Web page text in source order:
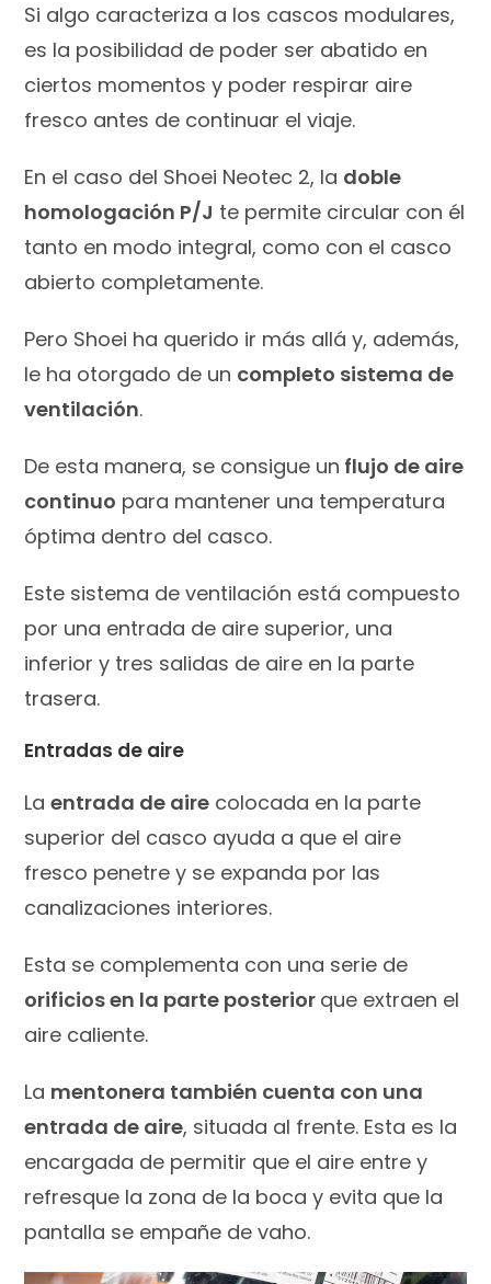
Si algo caracteriza a los cascos modulares,
es la posibilidad de poder ser abatido en
ciertos momentos y poder respirar aire
fresco antes de continuar el viaje.
En el caso del Shoei Neotec 2, la doble
homologación P/J te permite circular con él
tanto en modo integral, como con el casco
abierto completamente.
Pero Shoei ha querido ir más allá y, además,
le ha otorgado de un completo sistema de
ventilación.
De esta manera, se consigue un flujo de aire
continuo para mantener una temperatura
óptima dentro del casco.
Este sistema de ventilación está compuesto
por una entrada de aire superior, una
inferior y tres salidas de aire en la parte
trasera.
Entradas de aire
Laentrada de aire colocada en la parte
superior del casco ayuda a que el aire
fresco penetre y se expanda por las
canalizaciones interiores.
Esta se complementa con una serie de
orificios en la parte posterior que extraen el
aire caliente.
La mentonera también cuenta con una
entrada de aire, situada al frente. Esta es la
encargada de permitir que el aire entre y
refresque la zona de la boca y evita que la
pantalla se empañe de vaho.